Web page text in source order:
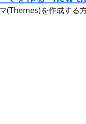
(Themes)を作成する